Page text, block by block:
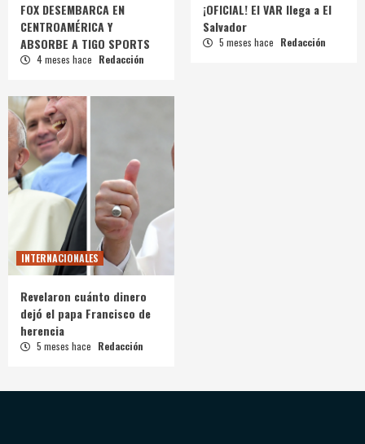
FOX DESEMBARCA EN
CENTROAMÉRICA Y
ABSORBE A TIGO SPORTS
4 meses hace Redacción
¡OFICIAL! El VAR llega a El
Salvador
5 meses hace Redacción
INTERNACIONALES
Revelaron cuánto dinero
dejó el papa Francisco de
herencia
5 meses hace Redacción